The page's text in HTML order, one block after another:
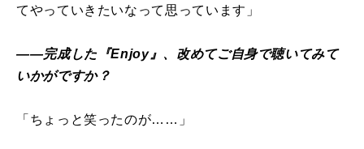
てやっていきたいなって思っています」
――完成した『Enjoy』、改めてご自身で聴いてみて
いかがですか？
「ちょっと笑ったのが……」